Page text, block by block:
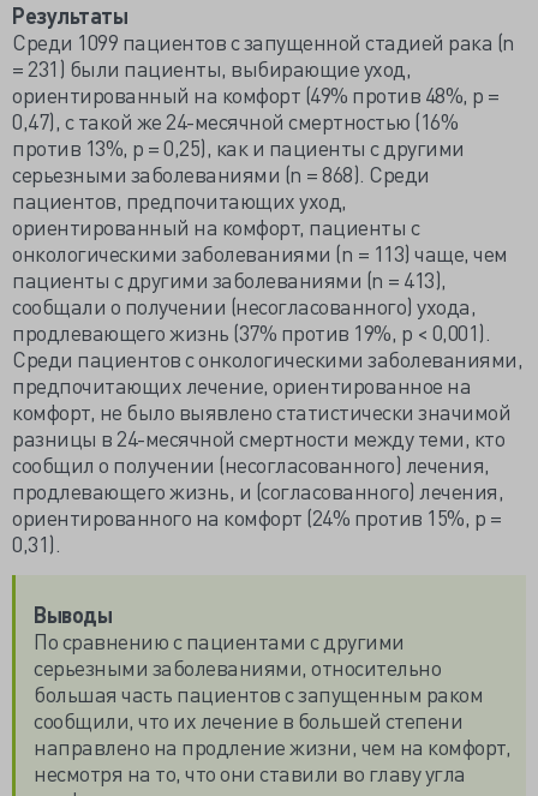
Результаты
Среди 1099 пациентов с запущенной стадией рака (n
= 231) были пациенты, выбирающие уход,
ориентированный на комфорт (49% против 48%, p =
0,47), с такой же 24-месячной смертностью (16%
против 13%, p = 0,25), как и пациенты с другими
серьезными заболеваниями (n = 868). Среди
пациентов, предпочитающих уход,
ориентированный на комфорт, пациенты с
онкологическими заболеваниями (n = 113) чаще, чем
пациенты с другими заболеваниями (n = 413),
сообщали о получении (несогласованного) ухода,
продлевающего жизнь (37% против 19%, p < 0,001).
Среди пациентов с онкологическими заболеваниями,
предпочитающих лечение, ориентированное на
комфорт, не было выявлено статистически значимой
разницы в 24-месячной смертности между теми, кто
сообщил о получении (несогласованного) лечения,
продлевающего жизнь, и (согласованного) лечения,
ориентированного на комфорт (24% против 15%, р =
0,31).
Выводы
По сравнению с пациентами с другими
серьезными заболеваниями, относительно
большая часть пациентов с запущенным раком
сообщили, что их лечение в большей степени
направлено на продление жизни, чем на комфорт,
несмотря на то, что они ставили во главу угла